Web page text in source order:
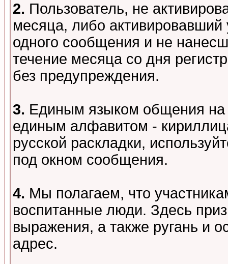
2. Пользователь, не
месяца, либо
одного сообщения и не
течение месяца со дня
без предупреждения.
3. Единым языком общения на
единым алфавитом -
русской раскладки,
под окном сообщения.
4. Мы полагаем, что
воспитанные люди. Здесь
выражения, а также ругань и
адрес.